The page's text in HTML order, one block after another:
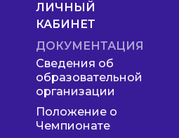
ЛИЧНЫЙ
КАБИНЕТ
ДОКУМЕНТАЦИЯ
Сведения об
образовательной
организации
Положение о
Чемпионате